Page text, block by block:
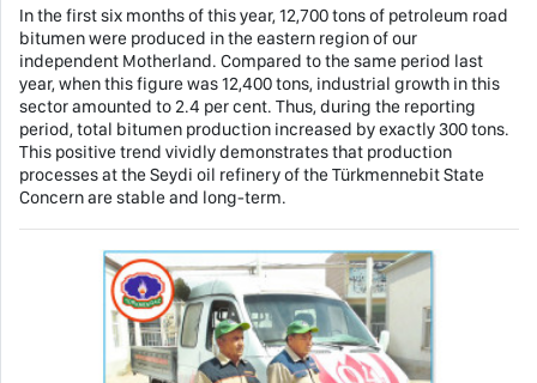
In the first six months of this year, 12,700 tons of petroleum road
bitumen were produced in the eastern region of our
independent Motherland. Compared to the same period last
year, when this figure was 12,400 tons, industrial growth in this
sector amounted to 2.4 per cent. Thus, during the reporting
period, total bitumen production increased by exactly 300 tons.
This positive trend vividly demonstrates that production
processes at the Seydi oil refinery of the Türkmennebit State
Concern are stable and long-term.